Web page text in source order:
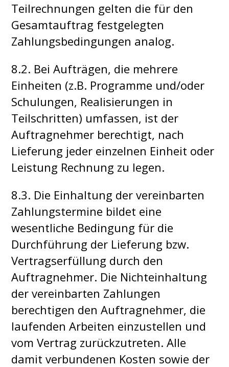
Teilrechnungen gelten die für den
Gesamtauftrag festgelegten
Zahlungsbedingungen analog.
8.2. Bei Aufträgen, die mehrere
Einheiten (z.B. Programme und/oder
Schulungen, Realisierungen in
Teilschritten) umfassen, ist der
Auftragnehmer berechtigt, nach
Lieferung jeder einzelnen Einheit oder
Leistung Rechnung zu legen.
8.3. Die Einhaltung der vereinbarten
Zahlungstermine bildet eine
wesentliche Bedingung für die
Durchführung der Lieferung bzw.
Vertragserfüllung durch den
Auftragnehmer. Die Nichteinhaltung
der vereinbarten Zahlungen
berechtigen den Auftragnehmer, die
laufenden Arbeiten einzustellen und
vom Vertrag zurückzutreten. Alle
damit verbundenen Kosten sowie der